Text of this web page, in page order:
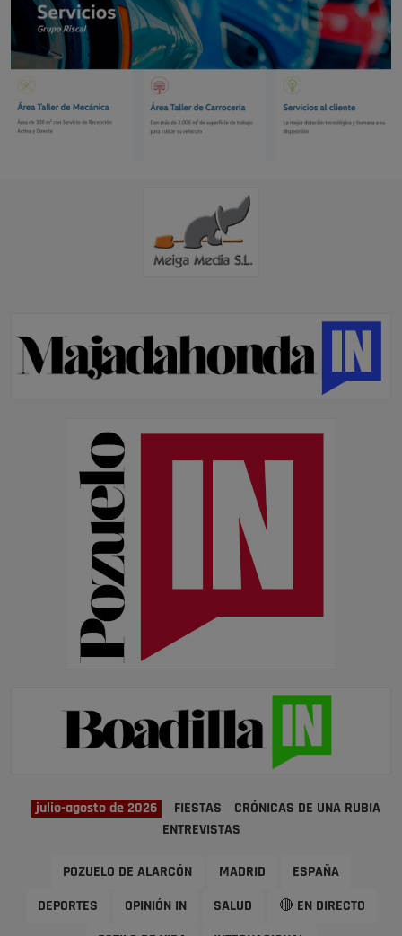
julio-agosto de 2026 FIESTAS
CRÓNICAS DE UNA RUBIA
ENTREVISTAS
POZUELO DE ALARCÓN MADRID ESPAÑA
DEPORTES OPINIÓN IN SALUD 🔴 EN DIRECTO